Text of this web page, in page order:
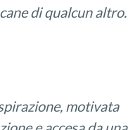
di qualcun altro.
, motivata